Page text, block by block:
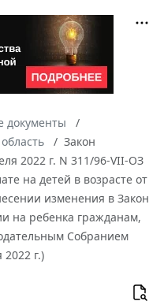
документы
Закон
2022 г. N 311/96-VII-ОЗ
на детей в возрасте от
изменения в Закон
на ребенка гражданам,
Собранием
г.)